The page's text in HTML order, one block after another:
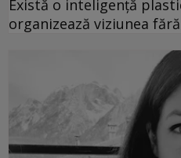
Există o inteligență
organizează viziunea